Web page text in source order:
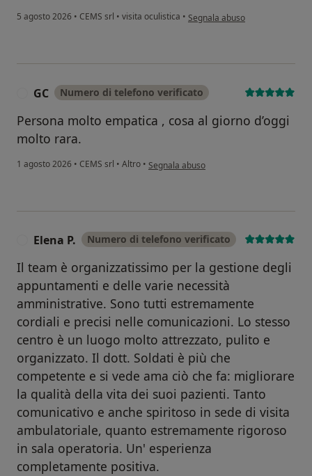
5 agosto 2026 • CEMS srl • visita oculistica • secondo l'opinione dell'utente
Segnala abuso
GC Numero di telefono verificato
Persona molto empatica , cosa al giorno d’oggi
molto rara.
1 agosto 2026 • CEMS srl • Altro • secondo l'opinione dell'utente GC
Segnala abuso
Elena P. Numero di telefono verificato
Il team è organizzatissimo per la gestione degli
appuntamenti e delle varie necessità
amministrative. Sono tutti estremamente
cordiali e precisi nelle comunicazioni. Lo stesso
centro è un luogo molto attrezzato, pulito e
organizzato. Il dott. Soldati è più che
competente e si vede ama ciò che fa: migliorare
la qualità della vita dei suoi pazienti. Tanto
comunicativo e anche spiritoso in sede di visita
ambulatoriale, quanto estremamente rigoroso
in sala operatoria. Un' esperienza
completamente positiva.